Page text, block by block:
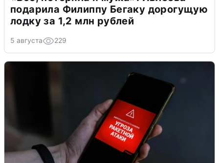
подарила Филиппу Бегаку дорогущую
лодку за 1,2 млн рублей
5 августа 229